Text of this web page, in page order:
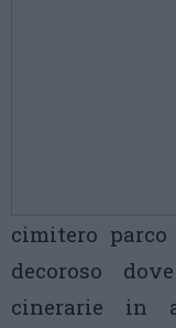
cimitero
decoroso
cinerarie in